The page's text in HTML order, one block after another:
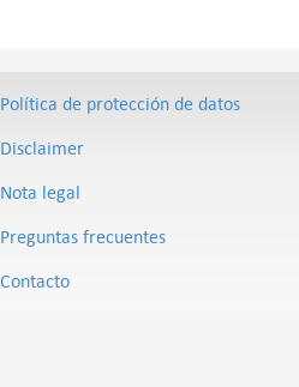
Política de protección de datos
Disclaimer
Nota legal
Preguntas frecuentes
Contacto